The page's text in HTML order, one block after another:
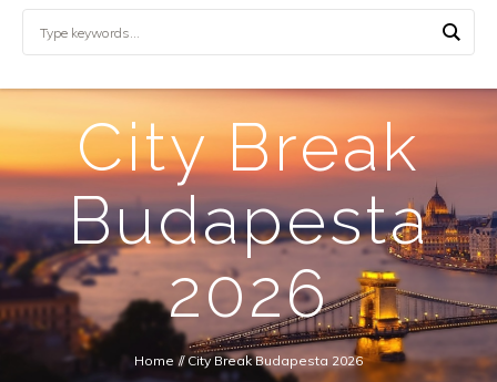
City Break
Budapesta
2026
Home //City Break Budapesta 2026